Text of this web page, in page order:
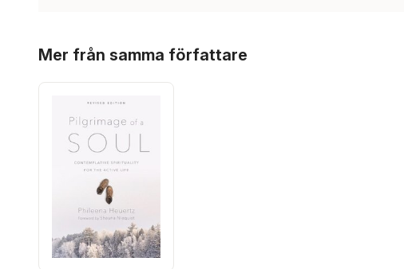
Mer från samma författare